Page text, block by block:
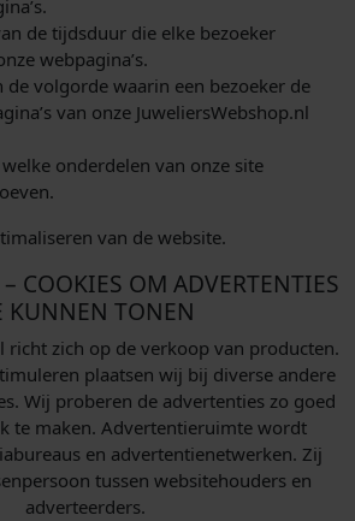
de tijdsduur die elke bezoeker
webpagina’s.
de volgorde waarin een bezoeker de
van onze JuweliersWebshop.nl
onderdelen van onze site
van de website.
COOKIES OM ADVERTENTIES
KUNNEN TONEN
richt zich op de verkoop van producten.
plaatsen wij bij diverse andere
Wij proberen de advertenties zo goed
te maken. Advertentieruimte wordt
en advertentienetwerken. Zij
tussen websitehouders en
adverteerders.